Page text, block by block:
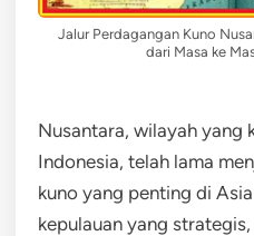
Jalur Perdagangan Kuno
dari Masa ke
Nusantara, wilayah yang
Indonesia, telah lama
kuno yang penting di
kepulauan yang